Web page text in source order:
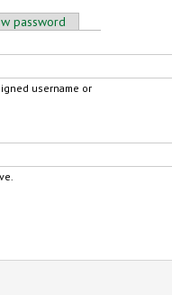
password
username or